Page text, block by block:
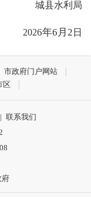
城县水利局
2026年6 月 2 日
市政府门户网站
区
| 联系我们
府